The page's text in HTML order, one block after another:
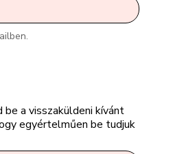
a visszaküldeni kívánt
egyértelműen be tudjuk